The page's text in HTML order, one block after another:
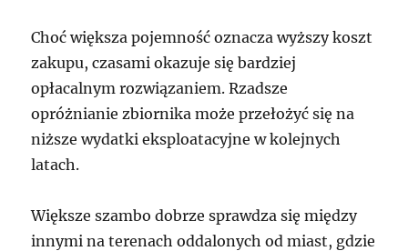
Choć większa pojemność oznacza wyższy koszt
zakupu, czasami okazuje się bardziej
opłacalnym rozwiązaniem. Rzadsze
opróżnianie zbiornika może przełożyć się na
niższe wydatki eksploatacyjne w kolejnych
latach.
Większe szambo dobrze sprawdza się między
innymi na terenach oddalonych od miast, gdzie